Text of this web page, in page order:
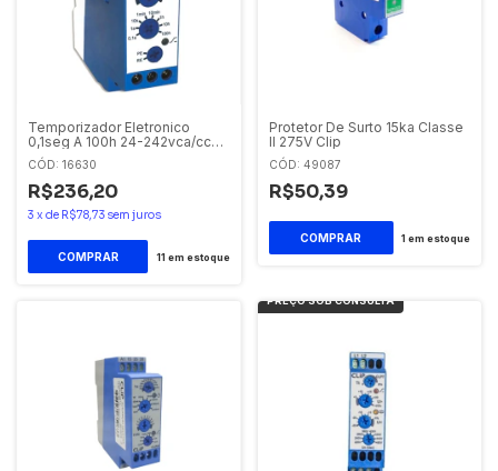
Temporizador Eletronico
0,1seg A 100h 24-242vca/cc
Ref- Cles 1 Saida Temp E 1
Intantania Clip
CÓD: 16630
R$236,20
3 x de R$78,73 sem juros
11 em estoque
Protetor De Surto 15ka Classe
II 275V Clip
CÓD: 49087
R$50,39
1 em estoque